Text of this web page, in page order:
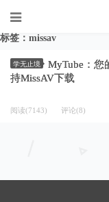
标签：missav
学无止境
MyTube：您
持MissAV下载
阅读(7143) 评论(8)